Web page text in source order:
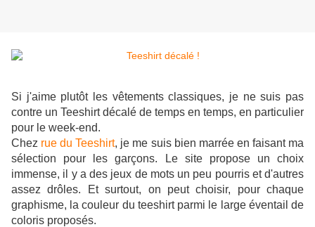
Si j'aime plutôt les vêtements classiques, je ne suis pas
contre un Teeshirt décalé de temps en temps, en particulier
pour le week-end.
Chez rue du Teeshirt, je me suis bien marrée en faisant ma
sélection pour les garçons. Le site propose un choix
immense, il y a des jeux de mots un peu pourris et d'autres
assez drôles. Et surtout, on peut choisir, pour chaque
graphisme, la couleur du teeshirt parmi le large éventail de
coloris proposés.